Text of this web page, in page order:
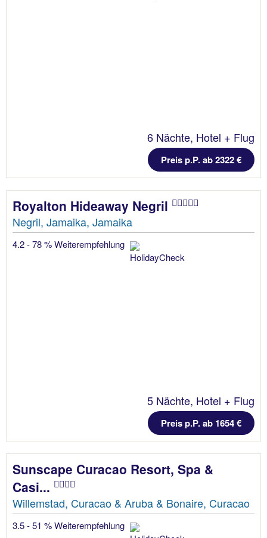
6 Nächte, Hotel + Flug
Preis p.P. ab 2322 €
Royalton Hideaway Negril
Negril, Jamaika, Jamaika
4.2 - 78 % Weiterempfehlung
5 Nächte, Hotel + Flug
Preis p.P. ab 1654 €
Sunscape Curacao Resort, Spa &
Casi...
Willemstad, Curacao & Aruba & Bonaire, Curacao
3.5 - 51 % Weiterempfehlung